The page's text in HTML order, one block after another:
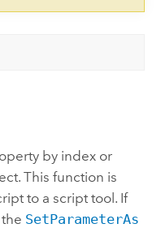
by index or
This function is
to a script tool. If
SetParameterAs